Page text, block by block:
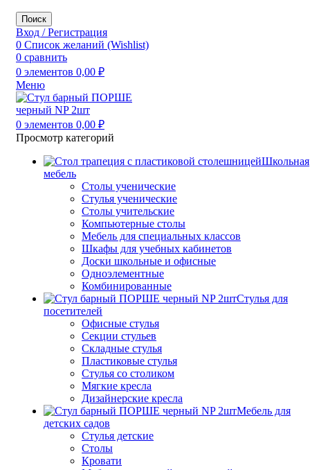
Поиск
Вход / Регистрация
0 Список желаний (Wishlist)
0 сравнить
0 элементов 0,00 ₽
Меню
0 элементов 0,00 ₽
Просмотр категорий
Школьная
мебель
Столы ученические
Стулья ученические
Столы учительские
Компьютерные столы
Мебель для специальных классов
Шкафы для учебных кабинетов
Доски школьные и офисные
Одноэлементные
Комбинированные
Стулья для
посетителей
Офисные стулья
Секции стульев
Складные стулья
Пластиковые стулья
Стулья со столиком
Мягкие кресла
Дизайнерские кресла
Мебель для
детских садов
Стулья детские
Столы
Кровати